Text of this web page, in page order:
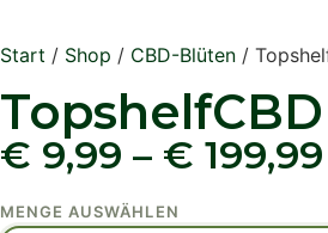
Start / Shop / CBD-Blüten /
€ 9,99 – € 199,99
MENGE AUSWÄHLEN